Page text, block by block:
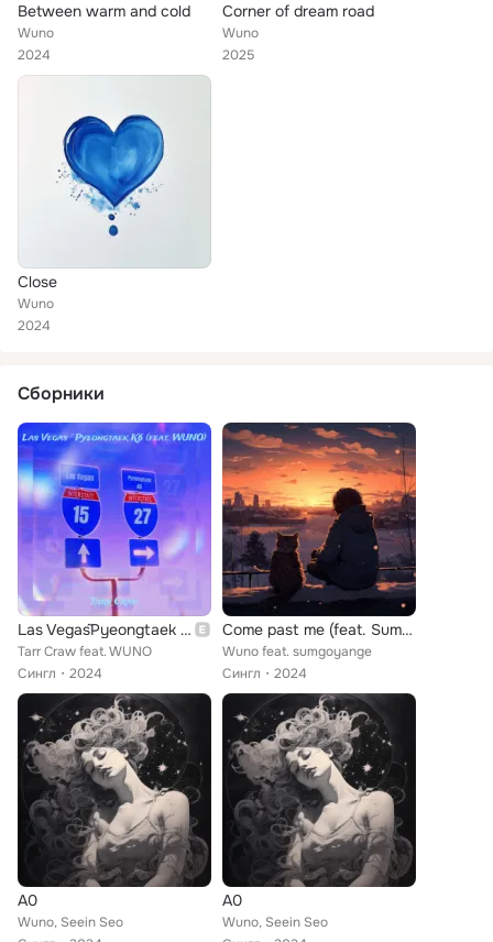
Between warm and cold
Wuno
2024
Corner of dream road
Wuno
2025
Close
Wuno
2024
Сборники
Las Vegas˜Pyeongtaek K6
Tarr Craw feat. WUNO
Сингл
2024
Come past me (feat. Sumgoyange)
Wuno feat. sumgoyange
Сингл
2024
A0
Wuno, Seein Seo
A0
Wuno, Seein Seo